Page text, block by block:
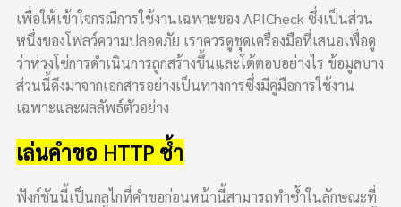
เพื่อให้เข้าใจกรณีการใช้งานเฉพาะของ APICheck ซึ่งเป็นส่วน
หนึ่งของโฟลว์ความปลอดภัย เราควรดูชุดเครื่องมือที่เสนอเพื่อดู
ว่าห่วงโซ่การดำเนินการถูกสร้างขึ้นและโต้ตอบอย่างไร ข้อมูลบาง
ส่วนนี้ดึงมาจากเอกสารอย่างเป็นทางการซึ่งมีคู่มือการใช้งาน
เฉพาะและผลลัพธ์ตัวอย่าง
เล่นคำขอ HTTP ซ้ำ
ฟังก์ชันนี้เป็นกลไกที่คำขอก่อนหน้านี้สามารถทำซ้ำในลักษณะที่